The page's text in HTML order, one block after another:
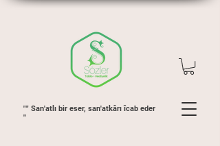
"" San'atlı bir eser, san'atkârı îcab eder
''